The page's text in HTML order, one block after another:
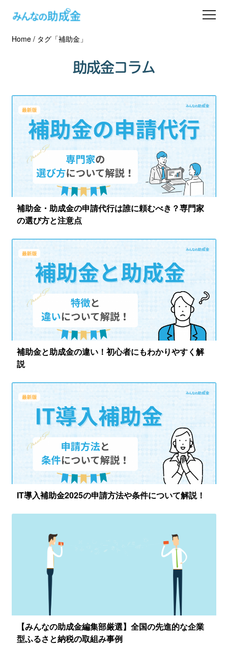
助成金を探す
助成金コラム
専門家一覧
ダウンロード
会員登録
Home/ タグ「補助金」
助成金コラム
補助金・助成金の申請代行は誰に頼むべき？専門家
の選び方と注意点
補助金と助成金の違い！初心者にもわかりやすく解
説
IT導入補助金2025の申請方法や条件について解説！
【みんなの助成金編集部厳選】全国の先進的な企業
型ふるさと納税の取組み事例